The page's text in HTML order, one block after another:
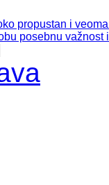
propustan i
posebnu